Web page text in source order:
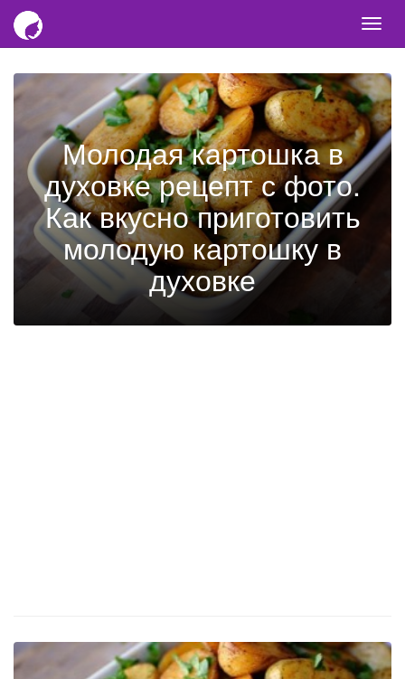
Молодая картошка в
духовке рецепт с фото.
Как вкусно приготовить
молодую картошку в
духовке